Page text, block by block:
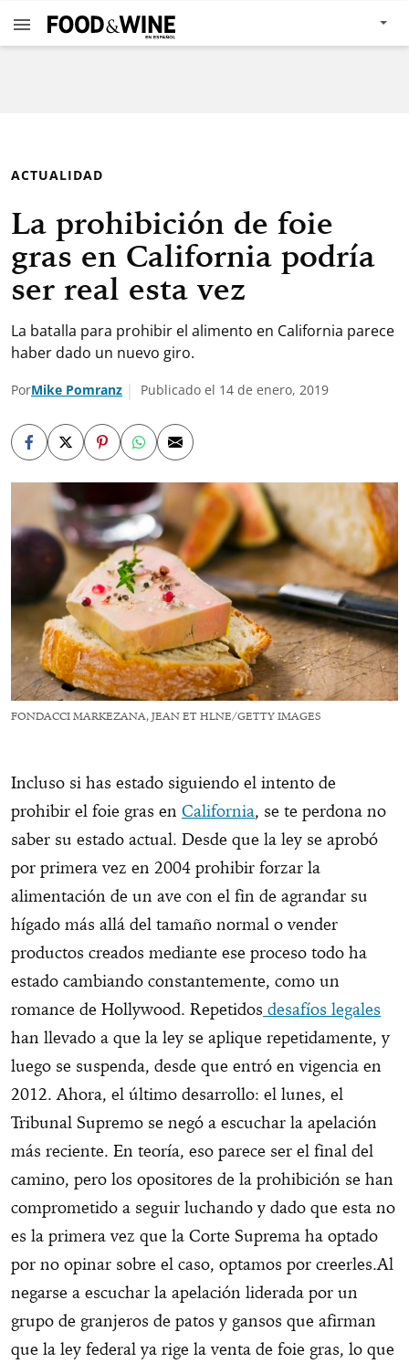
ACTUALIDAD
La prohibición de foie
gras en California podría
ser real esta vez
La batalla para prohibir el alimento en California parece
haber dado un nuevo giro.
PorMike Pomranz Publicado el 14 de enero, 2019
FONDACCI MARKEZANA, JEAN ET HLNE/GETTY IMAGES
Incluso si has estado siguiendo el intento de
prohibir el foie gras en California, se te perdona no
saber su estado actual. Desde que la ley se aprobó
por primera vez en 2004 prohibir forzar la
alimentación de un ave con el fin de agrandar su
hígado más allá del tamaño normal o vender
productos creados mediante ese proceso todo ha
estado cambiando constantemente, como un
romance de Hollywood. Repetidos desafíos legales
han llevado a que la ley se aplique repetidamente, y
luego se suspenda, desde que entró en vigencia en
2012. Ahora, el último desarrollo: el lunes, el
Tribunal Supremo se negó a escuchar la apelación
más reciente. En teoría, eso parece ser el final del
camino, pero los opositores de la prohibición se han
comprometido a seguir luchando y dado que esta no
es la primera vez que la Corte Suprema ha optado
por no opinar sobre el caso, optamos por creerles.Al
negarse a escuchar la apelación liderada por un
grupo de granjeros de patos y gansos que afirman
que la ley federal ya rige la venta de foie gras, lo que